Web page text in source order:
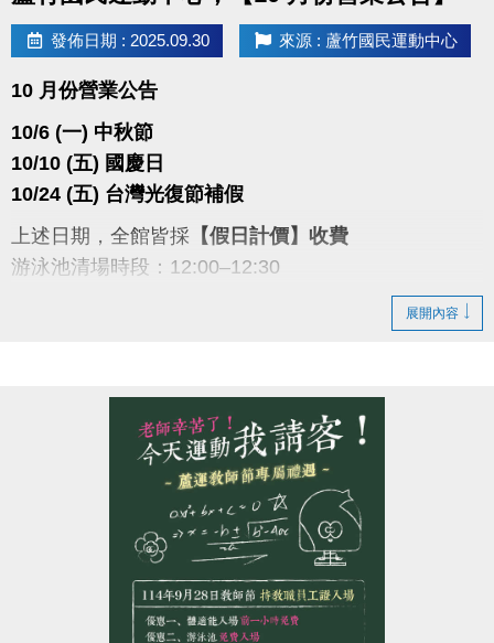
發佈日期 : 2025.09.30 來源 : 蘆竹國民運動中心
10 月份營業公告
10/6 (一) 中秋節
10/10 (五) 國慶日
10/24 (五) 台灣光復節補假
上述日期，全館皆採 【假日計價】收費
游泳池清場時段：12:00–12:30
展開內容